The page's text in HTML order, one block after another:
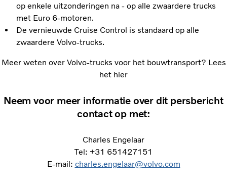
op enkele uitzonderingen na - op alle zwaardere trucks
met Euro 6-motoren.
De vernieuwde Cruise Control is standaard op alle
zwaardere Volvo-trucks.
Meer weten over Volvo-trucks voor het bouwtransport? Lees
het hier
Neem voor meer informatie over dit persbericht
contact op met:
Charles Engelaar
Tel: +31 651427151
E-mail: charles.engelaar@volvo.com